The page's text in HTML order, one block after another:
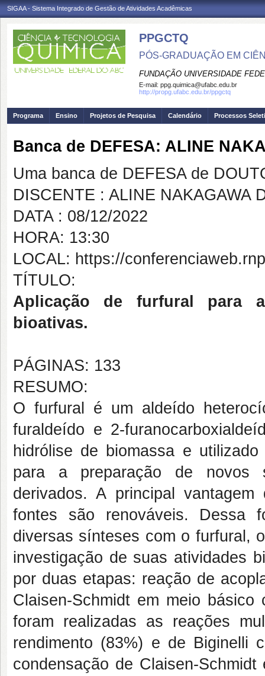
SIGAA - Sistema Integrado de Gestão de Atividades Acadêmicas
PPGCTQ
PÓS-GRADUAÇÃO EM
FUNDAÇÃO UNIVERSIDADE
E-mail: ppg.quimica@ufabc.edu.br
http://propg.ufabc.edu.br/ppgctq
Programa Ensino Projetos de Pesquisa Calendário Processos
Banca de DEFESA: ALINE
Uma banca de DEFESA de
DISCENTE : ALINE NAKAGAWA
DATA : 08/12/2022
HORA: 13:30
LOCAL: https://
TÍTULO:
Aplicação de furfural para
bioativas.
PÁGINAS: 133
RESUMO:
O furfural é um aldeído
furaldeído e 2-
hidrólise de biomassa e
para a preparação de novos
derivados. A principal
fontes são renováveis. Dessa
diversas sínteses com o furfural,
investigação de suas atividades
por duas etapas: reação de
Claisen-Schmidt em meio
foram realizadas as reações
rendimento (83%) e de Biginelli
condensação de Claisen-